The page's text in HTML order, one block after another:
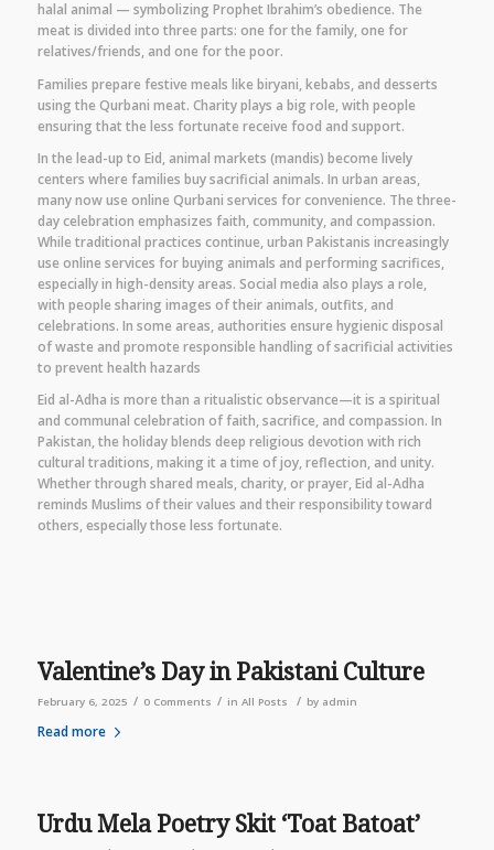
halal animal — symbolizing Prophet Ibrahim’s obedience. The
meat is divided into three parts: one for the family, one for
relatives/friends, and one for the poor.
Families prepare festive meals like biryani, kebabs, and desserts
using the Qurbani meat. Charity plays a big role, with people
ensuring that the less fortunate receive food and support.
In the lead-up to Eid, animal markets (mandis) become lively
centers where families buy sacrificial animals. In urban areas,
many now use online Qurbani services for convenience. The three-
day celebration emphasizes faith, community, and compassion.
While traditional practices continue, urban Pakistanis increasingly
use online services for buying animals and performing sacrifices,
especially in high-density areas. Social media also plays a role,
with people sharing images of their animals, outfits, and
celebrations. In some areas, authorities ensure hygienic disposal
of waste and promote responsible handling of sacrificial activities
to prevent health hazards
Eid al-Adha is more than a ritualistic observance—it is a spiritual
and communal celebration of faith, sacrifice, and compassion. In
Pakistan, the holiday blends deep religious devotion with rich
cultural traditions, making it a time of joy, reflection, and unity.
Whether through shared meals, charity, or prayer, Eid al-Adha
reminds Muslims of their values and their responsibility toward
others, especially those less fortunate.
Valentine’s Day in Pakistani Culture
February 6, 2025 / 0 Comments / in All Posts / by admin
Read more
Urdu Mela Poetry Skit ‘Toat Batoat’